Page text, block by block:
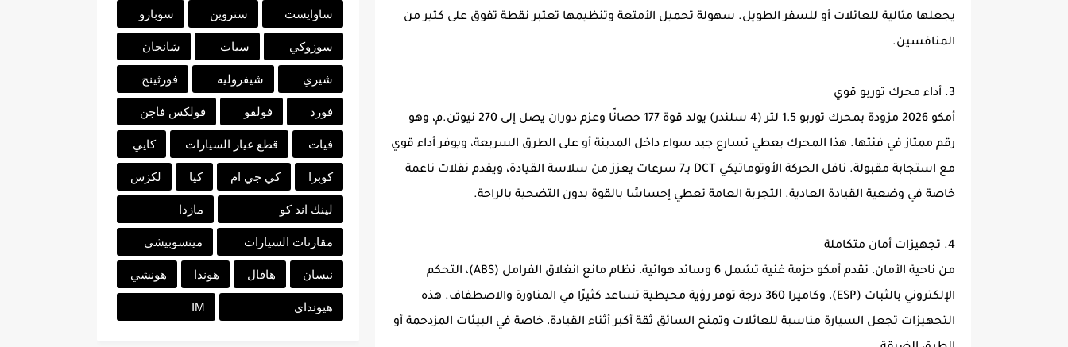
يجعلها مثالية للعائلات أو للسفر الطويل. سهولة تحميل الأمتعة وتنظيمها تعتبر نقطة تفوق على كثير من
المنافسين.
3. أداء محرك توربو قوي
أمكو 2026 مزودة بمحرك توربو 1.5 لتر (4 سلندر) يولد قوة 177 حصانًا وعزم دوران يصل إلى 270 نيوتن.م، وهو
رقم ممتاز في فئتها. هذا المحرك يعطي تسارع جيد سواء داخل المدينة أو على الطرق السريعة، ويوفر أداء قوي
مع استجابة مقبولة. ناقل الحركة الأوتوماتيكي DCT بـ7 سرعات يعزز من سلاسة القيادة، ويقدم نقلات ناعمة
خاصة في وضعية القيادة العادية. التجربة العامة تعطي إحساسًا بالقوة بدون التضحية بالراحة.
4. تجهيزات أمان متكاملة
من ناحية الأمان، تقدم أمكو حزمة غنية تشمل 6 وسائد هوائية، نظام مانع انغلاق الفرامل (ABS)، التحكم
الإلكتروني بالثبات (ESP)، وكاميرا 360 درجة توفر رؤية محيطية تساعد كثيرًا في المناورة والاصطفاف. هذه
التجهيزات تجعل السيارة مناسبة للعائلات وتمنح السائق ثقة أكبر أثناء القيادة، خاصة في البيئات المزدحمة أو
ساوايست ستروين سوبارو
سوزوكي سيات شانجان
شيري شيفروليه فورثينج
فورد فولفو فولكس فاجن
فيات قطع غيار السيارات كايي
كوبرا كي جي ام كيا لكزس
لينك اند كو مازدا
مقارنات السيارات ميتسوبيشي
نيسان هافال هوندا هونشي
هيونداي IM